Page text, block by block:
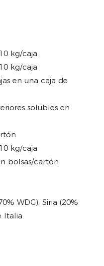
kg/caja
kg/caja
en una caja de
solubles en
kg/caja
bolsas/cartón
WDG), Siria (20%
Italia.